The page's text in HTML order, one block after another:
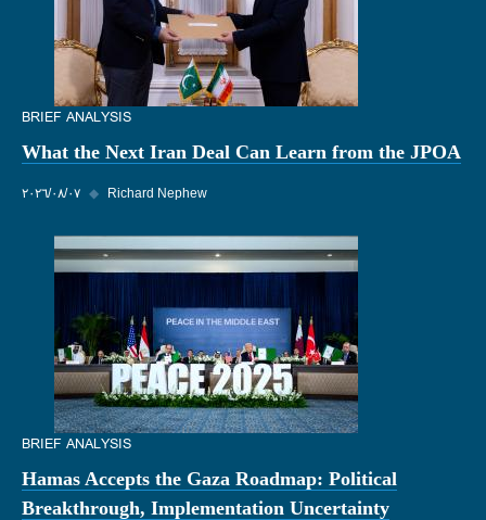
BRIEF ANALYSIS
What the Next Iran Deal Can Learn from the JPOA
٠٧‏/٠٨‏/٢٠٢٦ ◆ Richard Nephew
BRIEF ANALYSIS
Hamas Accepts the Gaza Roadmap: Political
Breakthrough, Implementation Uncertainty